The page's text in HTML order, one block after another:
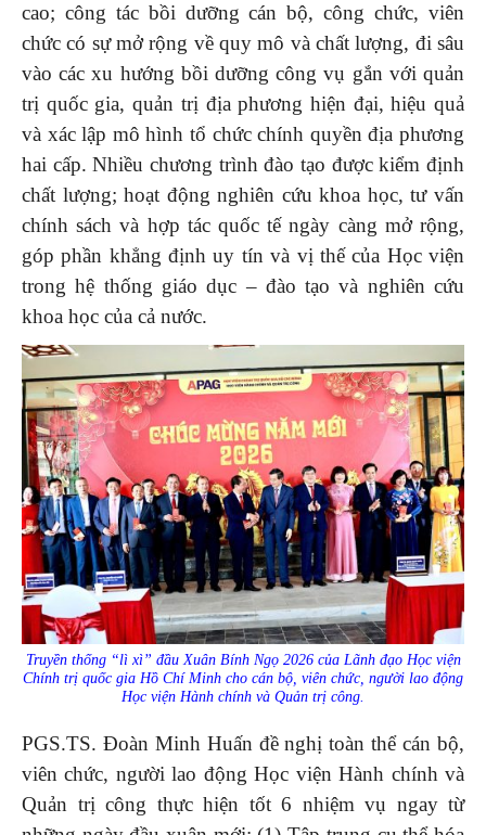
cao; công tác bồi dưỡng cán bộ, công chức, viên
chức có sự mở rộng về quy mô và chất lượng, đi sâu
vào các xu hướng bồi dưỡng công vụ gắn với quản
trị quốc gia, quản trị địa phương hiện đại, hiệu quả
và xác lập mô hình tổ chức chính quyền địa phương
hai cấp. Nhiều chương trình đào tạo được kiểm định
chất lượng; hoạt động nghiên cứu khoa học, tư vấn
chính sách và hợp tác quốc tế ngày càng mở rộng,
góp phần khẳng định uy tín và vị thế của Học viện
trong hệ thống giáo dục – đào tạo và nghiên cứu
khoa học của cả nước.
Truyền thống “lì xì” đầu Xuân Bính Ngọ 2026 của Lãnh đạo Học viện
Chính trị quốc gia Hồ Chí Minh cho cán bộ, viên chức, người lao động
Học viện Hành chính và Quản trị công.
PGS.TS. Đoàn Minh Huấn đề nghị toàn thể cán bộ,
viên chức, người lao động Học viện Hành chính và
Quản trị công thực hiện tốt 6 nhiệm vụ ngay từ